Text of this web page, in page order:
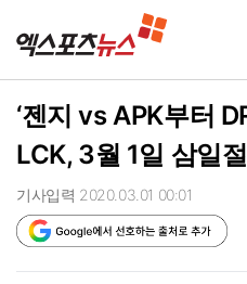
‘젠지 vs APK부터
LCK, 3월 1일 삼일
기사입력 2020.03.01 00:01